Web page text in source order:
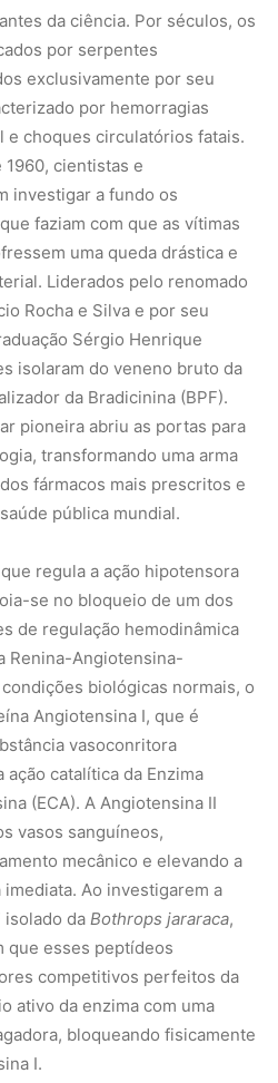
da ciência. Por séculos, os
por serpentes
exclusivamente por seu
por hemorragias
e choques circulatórios fatais.
1960, cientistas e
investigar a fundo os
faziam com que as vítimas
uma queda drástica e
Liderados pelo renomado
Rocha e Silva e por seu
Sérgio Henrique
isolaram do veneno bruto da
da Bradicinina (BPF).
pioneira abriu as portas para
transformando uma arma
fármacos mais prescritos e
pública mundial.
regula a ação hipotensora
se no bloqueio de um dos
de regulação hemodinâmica
Renina-Angiotensina-
biológicas normais, o
Angiotensina I, que é
vasoconritora
catalítica da Enzima
(ECA). A Angiotensina II
vasos sanguíneos,
mecânico e elevando a
Ao investigarem a
isolado da Bothrops jararaca,
que esses peptídeos
competitivos perfeitos da
ativo da enzima com uma
bloqueando fisicamente
I.